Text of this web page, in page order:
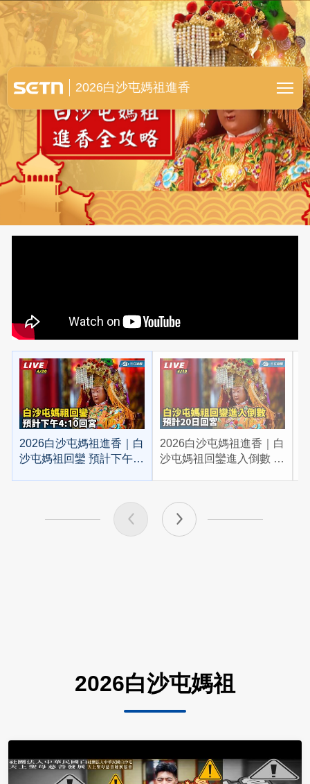
白沙屯媽祖進香全紀錄
2026白沙屯媽祖進香
2026白沙屯媽祖進香｜白
沙屯媽祖回鑾 預計下午
2026白沙屯媽祖進香｜白
沙屯媽祖回鑾進入倒數 預
2026白沙屯媽祖